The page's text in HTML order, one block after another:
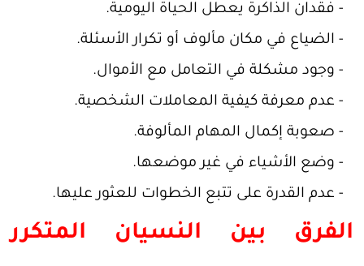
- فقدان الذاكرة يعطل الحياة اليومية.
- الضياع في مكان مألوف أو تكرار الأسئلة.
- وجود مشكلة في التعامل مع الأموال.
- عدم معرفة كيفية المعاملات الشخصية.
- صعوبة إكمال المهام المألوفة.
- وضع الأشياء في غير موضعها.
- عدم القدرة على تتبع الخطوات للعثور عليها.
الفرق بين النسيان المتكرر